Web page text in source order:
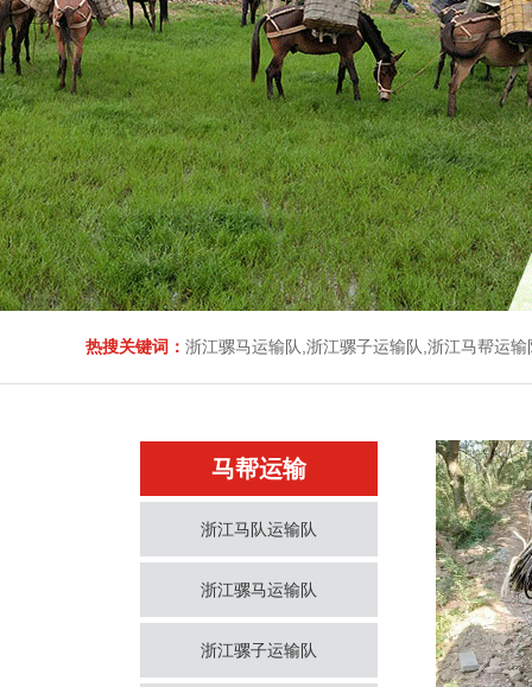
热搜关键词： 浙江骡马运输队,浙江骡子运输队,浙江马帮运输
马帮运输
浙江马队运输队
浙江骡马运输队
浙江骡子运输队